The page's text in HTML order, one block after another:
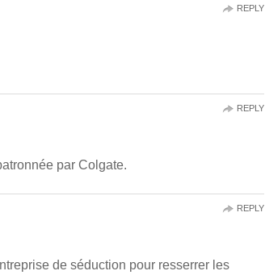
REPLY
par Colgate.
REPLY
de séduction pour resserrer les
REPLY